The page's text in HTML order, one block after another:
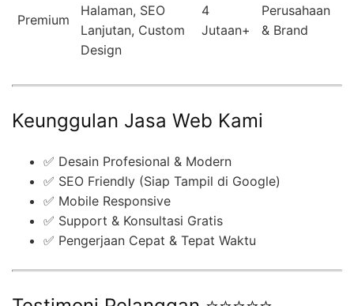
Premium
Halaman, SEO
Lanjutan, Custom
Design
4
Jutaan+
Perusahaan
& Brand
Keunggulan Jasa Web Kami
✅ Desain Profesional & Modern
✅ SEO Friendly (Siap Tampil di Google)
✅ Mobile Responsive
✅ Support & Konsultasi Gratis
✅ Pengerjaan Cepat & Tepat Waktu